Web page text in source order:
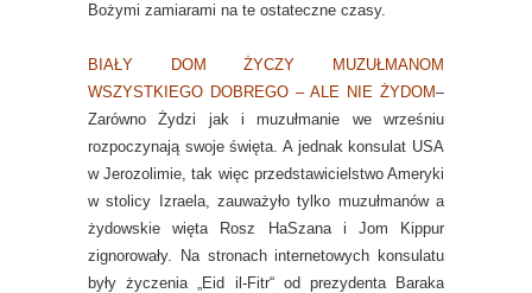
Bożymi zamiarami na te ostateczne czasy.
BIAŁY DOM ŻYCZY MUZUŁMANOM
WSZYSTKIEGO DOBREGO – ALE NIE ŻYDOM–
Zarówno Żydzi jak i muzułmanie we wrześniu
rozpoczynają swoje święta. A jednak konsulat USA
w Jerozolimie, tak więc przedstawicielstwo Ameryki
w stolicy Izraela, zauważyło tylko muzułmanów a
żydowskie więta Rosz HaSzana i Jom Kippur
zignorowały. Na stronach internetowych konsulatu
były życzenia „Eid il-Fitr“ od prezydenta Baraka